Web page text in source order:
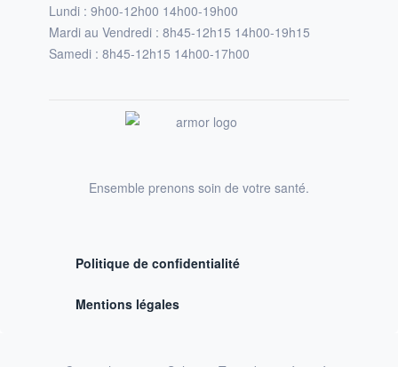
Lundi : 9h00-12h00 14h00-19h00
Mardi au Vendredi : 8h45-12h15 14h00-19h15
Samedi : 8h45-12h15 14h00-17h00
Ensemble prenons soin de votre santé.
Politique de confidentialité
Mentions légales